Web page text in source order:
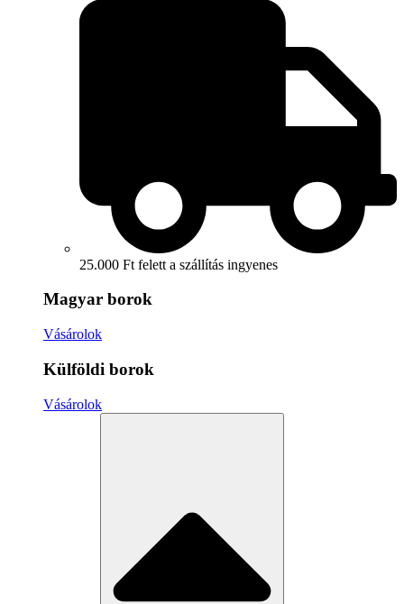
25.000 Ft felett a szállítás ingyenes
Magyar borok
Vásárolok
Külföldi borok
Vásárolok